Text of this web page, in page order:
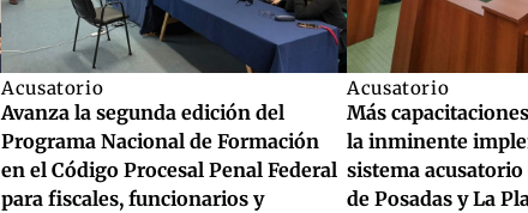
Acusatorio
Avanza la segunda edición del
Programa Nacional de Formación
en el Código Procesal Penal Federal
para fiscales, funcionarios y
Acusatorio
Más
la inminente
sistema
de Posadas y La